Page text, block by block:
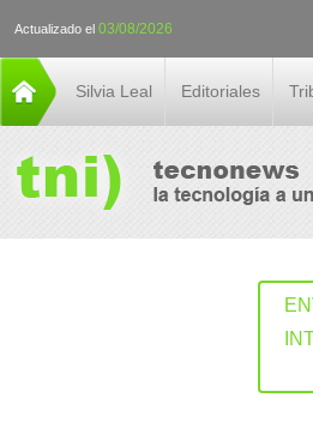
Actualizado el 03/08/2026
Silvia Leal Editoriales